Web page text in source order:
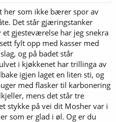
overfor enkeltindivider med god
penga deres på hederlig vis, og
vil. Men jeg klarer ikke å ikke bli
Jeg blei 13 år i 1965,
i 1981.)
holde seg til det enkle. Lær av det
boka med:
her som ikke bærer spor av
Det står gjæringstanker
gjesteværelse har jeg snekra
fylt opp med kasser med
og på badet står
i kjøkkenet har trillinga av
igjen laget en liten sti, og
med flasker til karbonering
mens det står tre
stykke på vei dit Mosher var i
som er glad i øl. Og er du